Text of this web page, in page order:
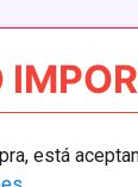
está